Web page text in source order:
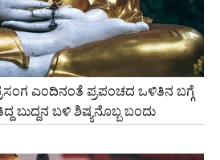
ಎಂದಿನಂತೆ ಪ್ರಪಂಚದ ಒಳಿತಿನ ಬಗ್ಗೆ
ಬುದ್ದನ ಬಳಿ ಶಿಷ್ಯನೊಬ್ಬ ಬಂದು